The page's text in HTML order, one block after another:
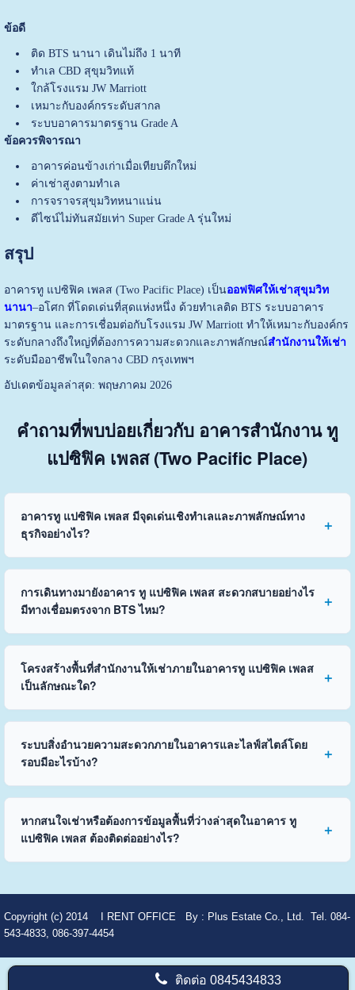
ข้อดี
ติด BTS นานา เดินไม่ถึง 1 นาที
ทำเล CBD สุขุมวิทแท้
ใกล้โรงแรม JW Marriott
เหมาะกับองค์กรระดับสากล
ระบบอาคารมาตรฐาน Grade A
ข้อควรพิจารณา
อาคารค่อนข้างเก่าเมื่อเทียบตึกใหม่
ค่าเช่าสูงตามทำเล
การจราจรสุขุมวิทหนาแน่น
ดีไซน์ไม่ทันสมัยเท่า Super Grade A รุ่นใหม่
สรุป
อาคารทู แปซิฟิค เพลส (Two Pacific Place) เป็นออฟฟิศให้เช่าสุขุมวิท
นานา–อโศก ที่โดดเด่นที่สุดแห่งหนึ่ง ด้วยทำเลติด BTS ระบบอาคาร
มาตรฐาน และการเชื่อมต่อกับโรงแรม JW Marriott ทำให้เหมาะกับองค์กร
ระดับกลางถึงใหญ่ที่ต้องการความสะดวกและภาพลักษณ์สำนักงานให้เช่า
ระดับมืออาชีพในใจกลาง CBD กรุงเทพฯ
อัปเดตข้อมูลล่าสุด: พฤษภาคม 2026
คำถามที่พบบ่อยเกี่ยวกับ อาคารสำนักงาน ทู
แปซิฟิค เพลส (Two Pacific Place)
อาคารทู แปซิฟิค เพลส มีจุดเด่นเชิงทำเลและภาพลักษณ์ทาง
ธุรกิจอย่างไร?
การเดินทางมายังอาคาร ทู แปซิฟิค เพลส สะดวกสบายอย่างไร
มีทางเชื่อมตรงจาก BTS ไหม?
โครงสร้างพื้นที่สำนักงานให้เช่าภายในอาคารทู แปซิฟิค เพลส
เป็นลักษณะใด?
ระบบสิ่งอำนวยความสะดวกภายในอาคารและไลฟ์สไตล์โดย
รอบมีอะไรบ้าง?
หากสนใจเช่าหรือต้องการข้อมูลพื้นที่ว่างล่าสุดในอาคาร ทู
แปซิฟิค เพลส ต้องติดต่ออย่างไร?
Copyright (c) 2014 I RENT OFFICE By : Plus Estate Co., Ltd. Tel. 084-
543-4833, 086-397-4454
ติดต่อ0845434833